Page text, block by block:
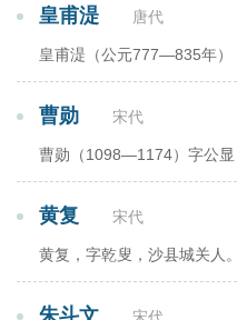
皇甫湜 唐代
皇甫湜（公元777—835年）
曹勋 宋代
曹勋（1098—1174）字公显
黄复 宋代
黄复，字乾叟，沙县城关人
朱斗文